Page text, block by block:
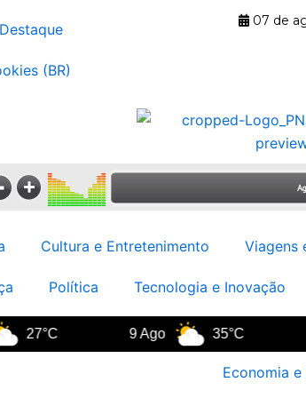
(BR)
07 de
Cultura e Entretenimento Viagens
Política Tecnologia e Inovação
35°C
Economia